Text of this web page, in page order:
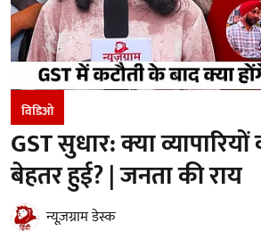
विडिओ
GST सुधार: क्या व्यापारियों
बेहतर हुई? | जनता की राय
न्यूज़ग्राम डेस्क